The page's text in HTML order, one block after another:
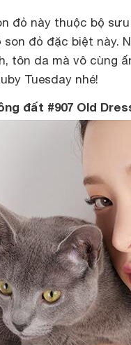
đỏ này thuộc bộ
son đỏ đặc biệt này.
tôn da mà vô cùng
Tuesday nhé!
đất #907 Old